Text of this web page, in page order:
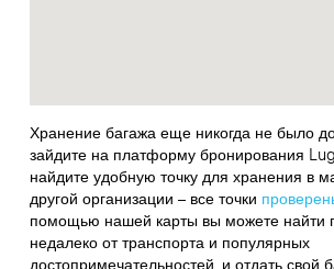
Хранение багажа еще никогда не было
зайдите на платформу бронирования
найдите удобную точку для хранения в
другой организации – все точки
помощью нашей карты вы можете найти
недалеко от транспорта и популярных
достопримечательностей, и отдать свой